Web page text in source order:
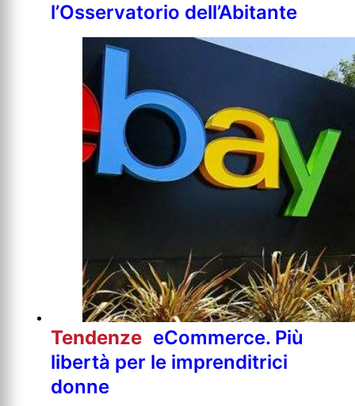
l’Osservatorio dell’Abitante
Tendenze eCommerce. Più
libertà per le imprenditrici
donne